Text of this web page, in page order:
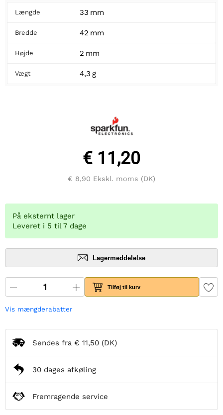
Længde 33 mm
Bredde 42 mm
Højde 2 mm
Vægt 4,3 g
€ 11,20
€ 8,90 Ekskl. moms (DK)
På eksternt lager
Leveret i 5 til 7 dage
Lagermeddelelse
Tilføj til kurv
Vis mængderabatter
Sendes fra € 11,50 (DK)
30 dages afkøling
Fremragende service